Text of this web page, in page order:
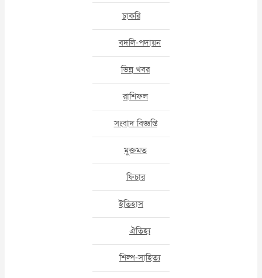
চাকরি
বদলি-পদায়ন
ভিন্ন খবর
রাশিফল
সংবাদ বিজ্ঞপ্তি
মুক্তমত
ফিচার
ইতিহাস
ঐতিহ্য
শিল্প-সাহিত্য